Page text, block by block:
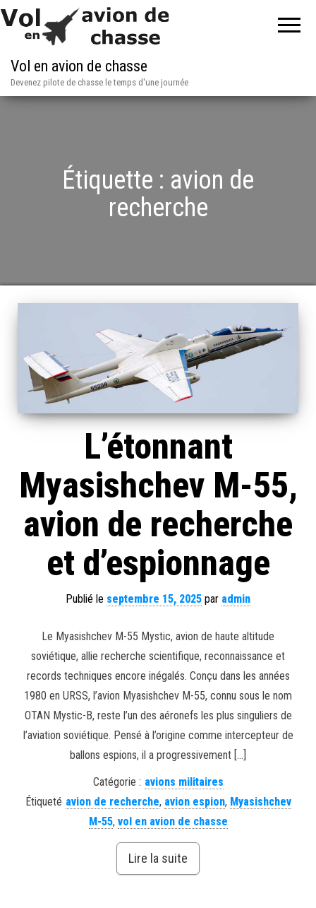
Vol en avion de chasse
Devenez pilote de chasse le temps d'une journée
Étiquette : avion de
recherche
L’étonnant
Myasishchev M-55,
avion de recherche
et d’espionnage
Publié le septembre 15, 2025 par admin
Le Myasishchev M-55 Mystic, avion de haute altitude
soviétique, allie recherche scientifique, reconnaissance et
records techniques encore inégalés. Conçu dans les années
1980 en URSS, l’avion Myasishchev M-55, connu sous le nom
OTAN Mystic-B, reste l’un des aéronefs les plus singuliers de
l’aviation soviétique. Pensé à l’origine comme intercepteur de
ballons espions, il a progressivement […]
Catégorie : avions militaires
Étiqueté avion de recherche, avion espion, Myasishchev
M-55, vol en avion de chasse
Lire la suite